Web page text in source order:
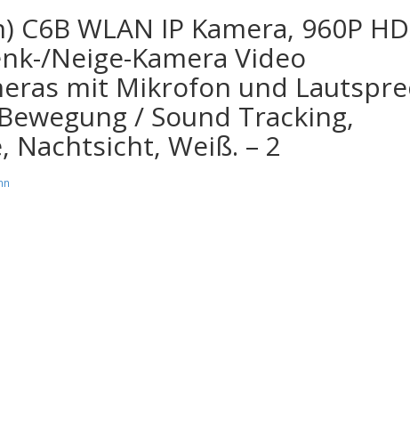
C6B WLAN IP Kamera, 960P
Neige-Kamera Video
mit Mikrofon und
/ Sound Tracking,
Nachtsicht, Weiß. – 2